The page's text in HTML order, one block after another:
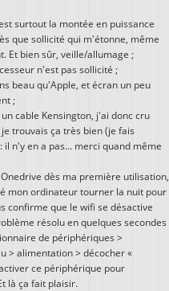
surtout la montée en puissance
que sollicité qui m'étonne, même
Et bien sûr, veille/allumage ;
n'est pas sollicité ;
beau qu'Apple, et écran un peu
;
cable Kensington, j'ai donc cru
trouvais ça très bien (je fais
il n'y en a pas... merci quand même
dès ma première utilisation,
mon ordinateur tourner la nuit pour
confirme que le wifi se désactive
résolu en quelques secondes
de périphériques >
> alimentation > décocher «
ce périphérique pour
là ça fait plaisir.